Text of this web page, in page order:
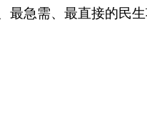
最急需、最直接的民生